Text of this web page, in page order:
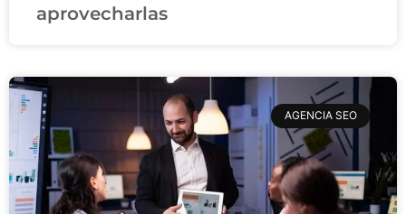
aprovecharlas
AGENCIA SEO